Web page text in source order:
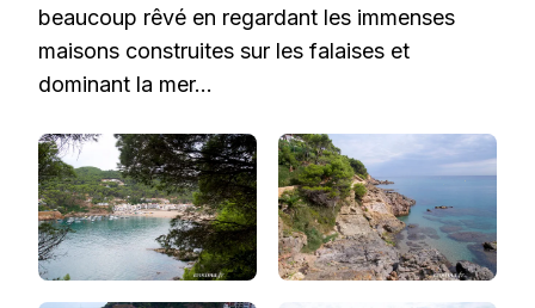
beaucoup rêvé en regardant les immenses
maisons construites sur les falaises et
dominant la mer…